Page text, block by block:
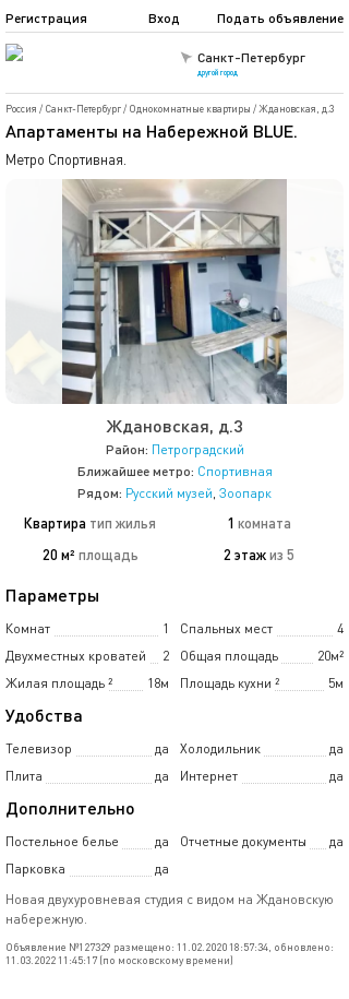
Санкт-Петербург
другой город
Подать объявление
Регистрация Вход
Россия / Санкт-Петербург/ Однокомнатные квартиры / Ждановская, д.3
Апартаменты на Набережной BLUE.
Метро Спортивная.
Ждановская, д.3
Район: Петроградский
Ближайшее метро: Спортивная
Рядом: Русский музей, Зоопарк
Квартира тип жилья 1 комната
20 м² площадь 2 этажиз 5
Параметры
Комнат 1 Спальных мест
4
Двухместных кроватей
2 Общая площадь
20м²
Жилая площадь
18м
² Площадь кухни 5м
²
Удобства
Телевизор да Холодильник
да
Плита
да Интернет да
Дополнительно
Постельное белье да Отчетные документы
да
Парковка
да
Новая двухуровневая студия с видом на Ждановскую
набережную.
Объявление №127329 размещено: 11.02.2020 18:57:34, обновлено:
11.03.2022 11:45:17 (по московскому времени)